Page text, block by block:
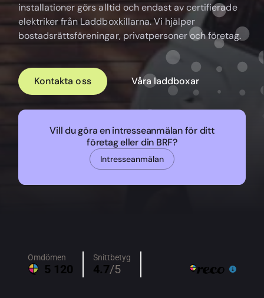
installationer görs alltid och endast av certifierade
elektriker från Laddboxkillarna. Vi hjälper
bostadsrättsföreningar, privatpersoner och företag.
Kontakta oss Våra laddboxar
Vill du göra en intresseanmälan för ditt
företag eller din BRF?
Intresseanmälan